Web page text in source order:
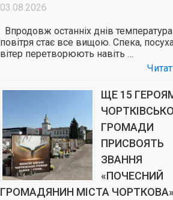
03.08.2026
Впродовж останніх днів температура
повітря стає все вищою. Спека,
вітер перетворюють навіть …
ЩЕ 15
ГРОМАДИ
ПРИСВОЯТЬ
ЗВАННЯ
«ПОЧЕСНИЙ
ГРОМАДЯНИН МІСТА ЧОРТКОВА»